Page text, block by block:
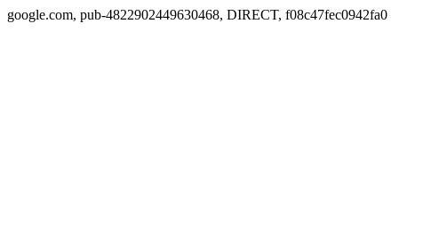
google.com, pub-4822902449630468, DIRECT, f08c47fec0942fa0